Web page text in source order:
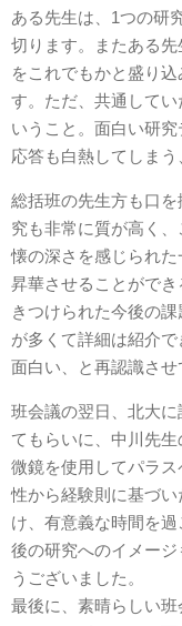
ある先生は、1つの研
切ります。またある
をこれでもかと盛り
す。ただ、共通して
いうこと。面白い研
応答も白熱してしまう
総括班の先生方も口
究も非常に質が高く
懐の深さを感じられ
昇華させることがで
きつけられた今後の
が多くて詳細は紹介
面白い、と再認識させ
班会議の翌日、北大
てもらいに、中川先
微鏡を使用してパラ
性から経験則に基づ
け、有意義な時間を
後の研究へのイメー
うございました。
最後に、素晴らしい